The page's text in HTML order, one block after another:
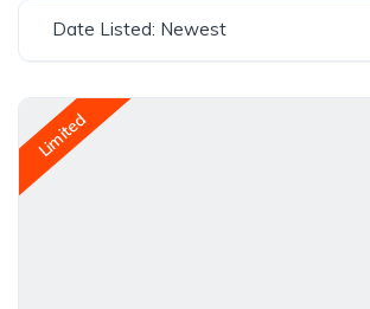
Date Listed: Newest
Limited